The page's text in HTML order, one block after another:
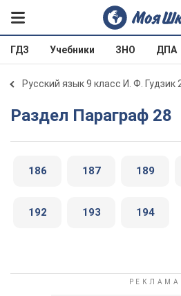
ГДЗ Учебники ЗНО ДПА
Русский язык 9 класс И. Ф. Гудзик
Раздел Параграф 28
186 187 189
192 193 194